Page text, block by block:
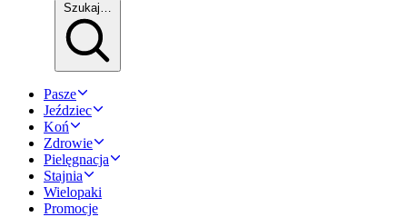
Szukaj…
Pasze
Jeździec
Koń
Zdrowie
Pielęgnacja
Stajnia
Wielopaki
Promocje